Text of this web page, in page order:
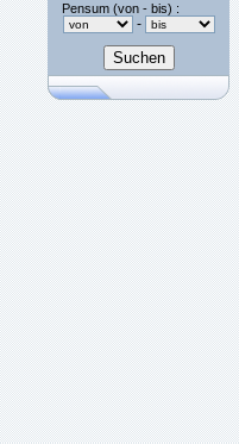
Pensum (von - bis) :
-